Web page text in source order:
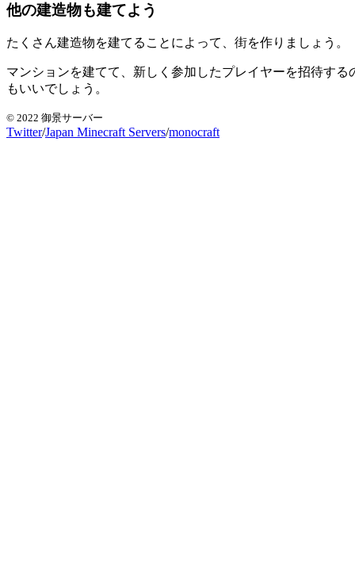
他の建造物も建てよう
たくさん建造物を建てることによって、街を作りましょう。
マンションを建てて、新しく参加したプレイヤーを招待する
もいいでしょう。
© 2022 御景サーバー
Twitter/Japan Minecraft Servers/monocraft